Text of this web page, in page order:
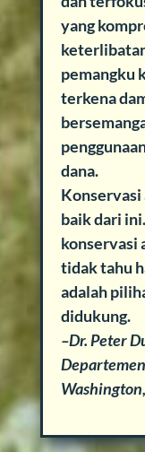
yang
pemangku
terkena
dana.
baik dari
konservasi
tidak tahu
adalah
didukung.
–Dr. Peter